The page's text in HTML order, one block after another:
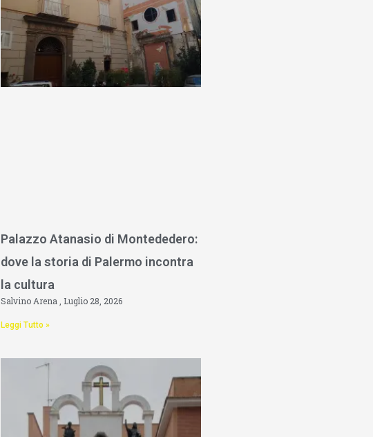
Palazzo Atanasio di Montededero:
dove la storia di Palermo incontra
la cultura
Salvino Arena Luglio 28, 2026
Leggi Tutto »